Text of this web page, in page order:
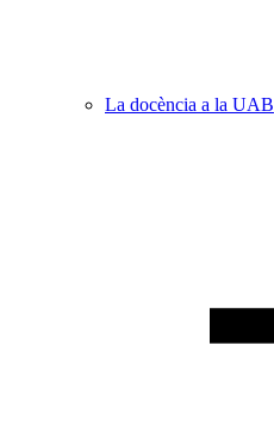
La docència a la UAB